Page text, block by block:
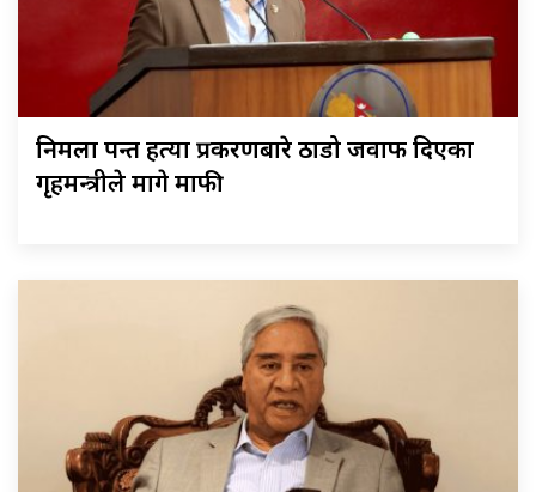
निर्मला पन्त हत्या प्रकरणबारे ठाडो जवाफ दिएका
गृहमन्त्रीले मागे माफी